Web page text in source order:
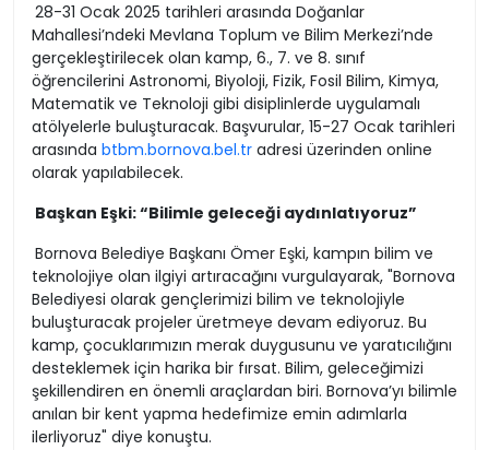
28-31 Ocak 2025 tarihleri arasında Doğanlar
Mahallesi’ndeki Mevlana Toplum ve Bilim Merkezi’nde
gerçekleştirilecek olan kamp, 6., 7. ve 8. sınıf
öğrencilerini Astronomi, Biyoloji, Fizik, Fosil Bilim, Kimya,
Matematik ve Teknoloji gibi disiplinlerde uygulamalı
atölyelerle buluşturacak. Başvurular, 15-27 Ocak tarihleri
arasında btbm.bornova.bel.tr adresi üzerinden online
olarak yapılabilecek.
Başkan Eşki: “Bilimle geleceği aydınlatıyoruz”
Bornova Belediye Başkanı Ömer Eşki, kampın bilim ve
teknolojiye olan ilgiyi artıracağını vurgulayarak, "Bornova
Belediyesi olarak gençlerimizi bilim ve teknolojiyle
buluşturacak projeler üretmeye devam ediyoruz. Bu
kamp, çocuklarımızın merak duygusunu ve yaratıcılığını
desteklemek için harika bir fırsat. Bilim, geleceğimizi
şekillendiren en önemli araçlardan biri. Bornova’yı bilimle
anılan bir kent yapma hedefimize emin adımlarla
ilerliyoruz" diye konuştu.